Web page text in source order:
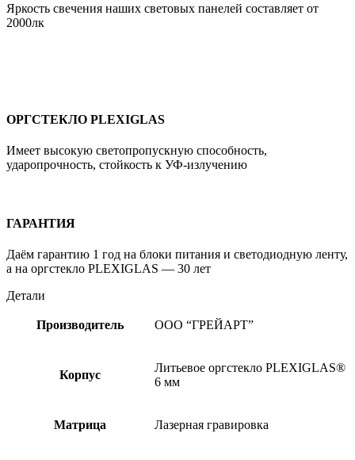
Яркость свечения наших световых панелей составляет от
2000лк
ОРГСТЕКЛО PLEXIGLAS
Имеет высокую cветопропускную способность,
ударопрочность, стойкость к УФ-излучению
ГАРАНТИЯ
Даём гарантию 1 год на блоки питания и светодиодную ленту,
а на оргстекло PLEXIGLAS — 30 лет
Детали
Производитель ООО “ГРЕЙАРТ”
Корпус
Литьевое оргстекло PLEXIGLAS®
6 мм
Матрица Лазерная гравировка